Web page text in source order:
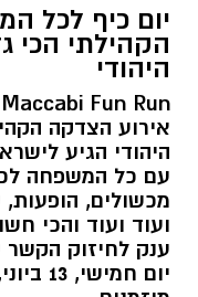
יום כיף לכל
הקהילתי הכי
היהודי
Fun Run -
אירוע הצדקה
היהודי הגיע
עם כל המשפחה
מכשולים, הופעות,
ועוד ועוד והכי
ענק לחיזוק הקשר